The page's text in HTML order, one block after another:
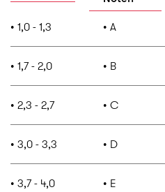
1,0 - 1,3 A
1,7 - 2,0 B
2,3 - 2,7 C
3,0 - 3,3 D
3,7 - 4,0 E